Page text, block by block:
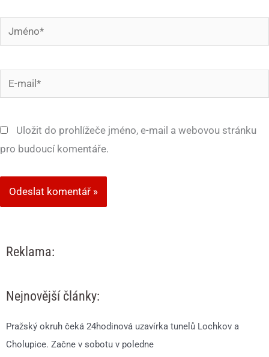
Jméno*
mail*
Uložit do prohlížeče jméno, e-mail a webovou stránku
pro budoucí komentáře.
Reklama:
Nejnovější články:
Pražský okruh čeká 24hodinová uzavírka tunelů Lochkov a
Cholupice. Začne v sobotu v poledne